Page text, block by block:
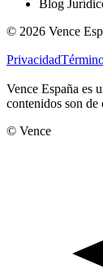
Blog
© 2026 Vence
Privacidad
Vence España es
contenidos son
© Vence